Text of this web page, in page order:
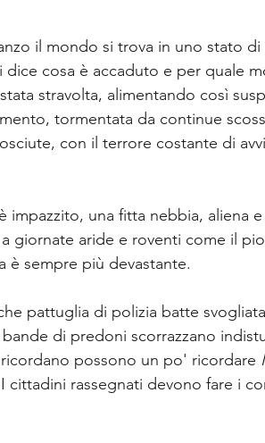
il mondo si trova in uno stato
cosa è accaduto e per quale
stravolta, alimentando così
tormentata da continue
con il terrore costante di
impazzito, una fitta nebbia, aliena
giornate aride e roventi come il
è sempre più devastante.
pattuglia di polizia batte
bande di predoni scorrazzano
possono un po' ricordare
cittadini rassegnati devono fare i